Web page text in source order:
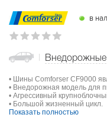
в
Внедорожные
• Шины Comforser CF9000
• Внедорожная модель для
• Агрессивный
• Большой жизненный цикл.
Показать полностью